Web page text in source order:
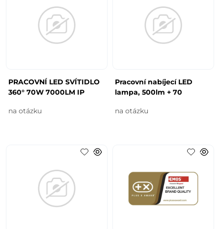
PRACOVNÍ LED SVÍTIDLO
360° 70W 7000LM IP
na otázku
Pracovní nabíjecí LED
lampa, 500lm + 70
na otázku